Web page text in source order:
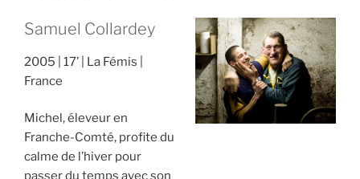
Samuel Collardey
2005 17’
La Fémis
France
Michel, éleveur en
Franche-Comté, profite du
calme de l’hiver pour
passer du temps avec son